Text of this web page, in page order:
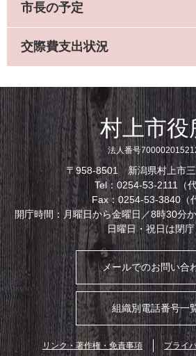
市長の予定
交際費支出状況
村上市役
法人番号
〒958-8501 新潟県村上市
Tel：0254-53-2111（
Fax：0254-53-3840（
開庁時間：月曜日から金曜日／8時30分
日曜日・祝日は閉庁
メールでのお問い合
組織別電話番号一
リンク・著作権・免責事項 プライ